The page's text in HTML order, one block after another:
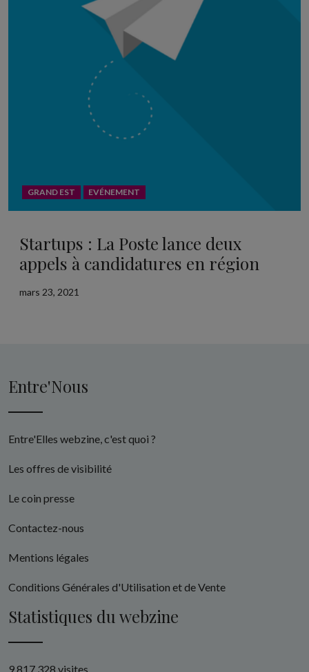
GRAND EST EVÉNEMENT
Startups : La Poste lance deux
appels à candidatures en région
mars 23, 2021
Entre'Nous
Entre'Elles webzine, c'est quoi ?
Les offres de visibilité
Le coin presse
Contactez-nous
Mentions légales
Conditions Générales d'Utilisation et de Vente
Statistiques du webzine
9 817 328 visites